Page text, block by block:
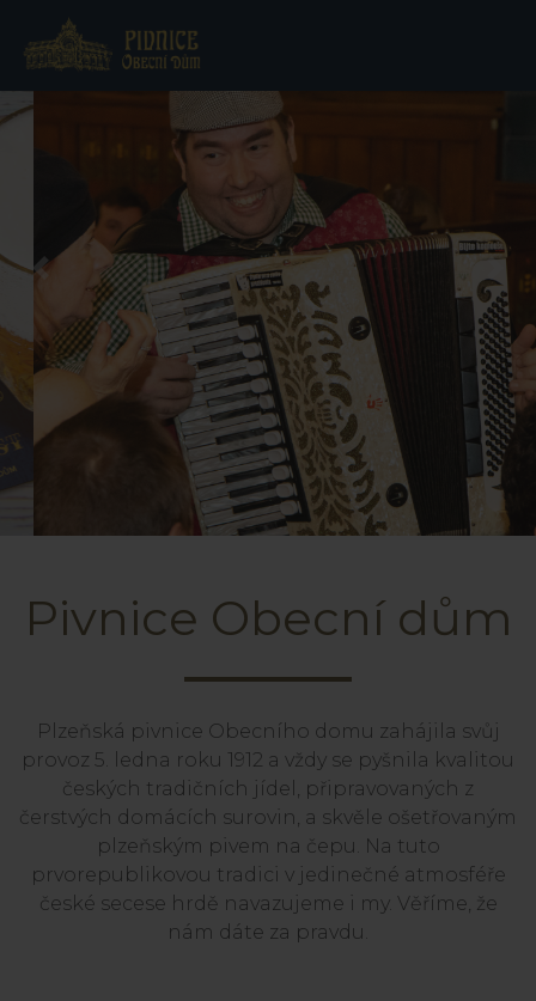
Previous
Pivnice Obecní dům
Plzeňská pivnice Obecního domu zahájila svůj
provoz 5. ledna roku 1912 a vždy se pyšnila kvalitou
českých tradičních jídel, připravovaných z
čerstvých domácích surovin, a skvěle ošetřovaným
plzeňským pivem na čepu. Na tuto
prvorepublikovou tradici v jedinečné atmosféře
české secese hrdě navazujeme i my. Věříme, že
nám dáte za pravdu.